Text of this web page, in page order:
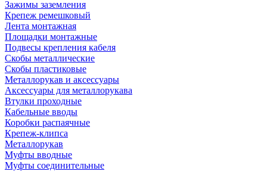
Зажимы заземления
Крепеж ремешковый
Лента монтажная
Площадки монтажные
Подвесы крепления кабеля
Скобы металлические
Скобы пластиковые
Металлорукав и аксессуары
Аксессуары для металлорукава
Втулки проходные
Кабельные вводы
Коробки распаячные
Крепеж-клипса
Металлорукав
Муфты вводные
Муфты соединительные